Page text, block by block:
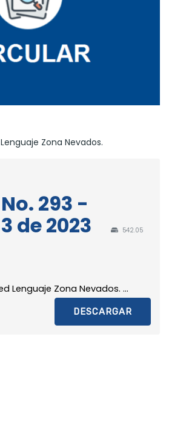
Zona Nevados.
293 -
de 2023
542.05
Lenguaje Zona Nevados. ...
DESCARGAR